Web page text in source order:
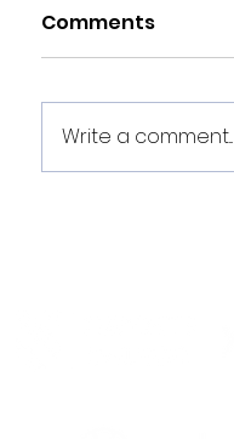
Comments
Write a comment...